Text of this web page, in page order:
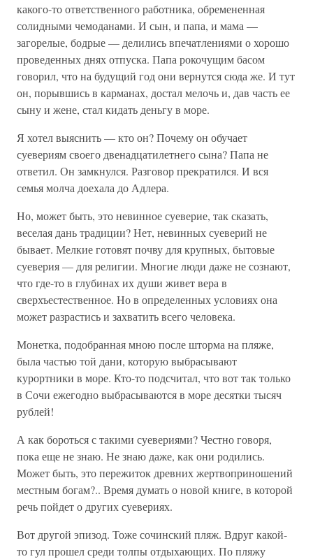
какого-то ответственного работника, обремененная
солидными чемоданами. И сын, и папа, и мама —
загорелые, бодрые — делились впечатлениями о хорошо
проведенных днях отпуска. Папа рокочущим басом
говорил, что на будущий год они вернутся сюда же. И тут
он, порывшись в карманах, достал мелочь и, дав часть ее
сыну и жене, стал кидать деньгу в море.
Я хотел выяснить — кто он? Почему он обучает
суевериям своего двенадцатилетнего сына? Папа не
ответил. Он замкнулся. Разговор прекратился. И вся
семья молча доехала до Адлера.
Но, может быть, это невинное суеверие, так сказать,
веселая дань традиции? Нет, невинных суеверий не
бывает. Мелкие готовят почву для крупных, бытовые
суеверия — для религии. Многие люди даже не сознают,
что где-то в глубинах их души живет вера в
сверхъестественное. Но в определенных условиях она
может разрастись и захватить всего человека.
Монетка, подобранная мною после шторма на пляже,
была частью той дани, которую выбрасывают
курортники в море. Кто-то подсчитал, что вот так только
в Сочи ежегодно выбрасываются в море десятки тысяч
рублей!
А как бороться с такими суевериями? Честно говоря,
пока еще не знаю. Не знаю даже, как они родились.
Может быть, это пережиток древних жертвоприношений
местным богам?.. Время думать о новой книге, в которой
речь пойдет о других суевериях.
Вот другой эпизод. Тоже сочинский пляж. Вдруг какой-
то гул прошел среди толпы отдыхающих. По пляжу